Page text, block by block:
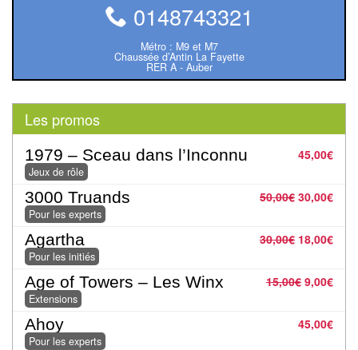
Coopératif
Gestion
Escape
Game
/
Enquête
Jeux
évolutifs
Jeux
abstraits
0148743321
Métro : M9 et M7
Chaussée d’Antin La Fayette
RER A - Auber
Les promos
45,00€
1979 – Sceau dans l’Inconnu
Jeux de rôle
50,00€ 30,00€
3000 Truands
Pour les experts
30,00€ 18,00€
Agartha
Pour les initiés
15,00€ 9,00€
Age of Towers – Les Winx
Extensions
45,00€
Ahoy
Pour les experts